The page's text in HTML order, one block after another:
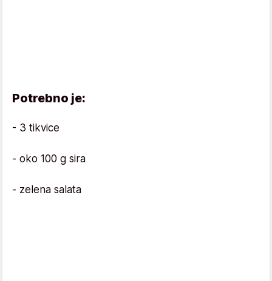
Potrebno je:
- 3 tikvice
- oko 100 g sira
- zelena salata